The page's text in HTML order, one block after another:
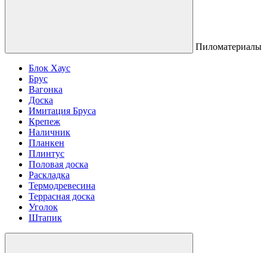
Пиломатериалы
Блок Хаус
Брус
Вагонка
Доска
Имитация Бруса
Крепеж
Наличник
Планкен
Плинтус
Половая доска
Раскладка
Термодревесина
Террасная доска
Уголок
Штапик